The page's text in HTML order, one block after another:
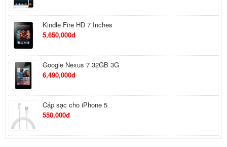
Kindle Fire HD 7 Inches
5,650,000đ
Google Nexus 7 32GB 3G
6,490,000đ
Cáp sạc cho iPhone 5
550,000đ